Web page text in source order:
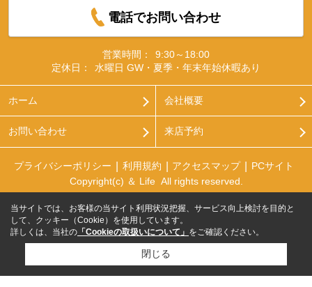
電話でお問い合わせ
営業時間：
9:30～18:00
定休日：
水曜日 GW・夏季・年末年始休暇あり
ホーム 会社概要
お問い合わせ 来店予約
プライバシーポリシー 利用規約 アクセスマップ
PCサイト
Copyright(c) ＆ Life All rights reserved.
当サイトでは、お客様の当サイト利用状況把握、サービス向上検討を目的と
して、クッキー（Cookie）を使用しています。
詳しくは、当社の 「Cookieの取扱いについて」 をご確認ください。
閉じる